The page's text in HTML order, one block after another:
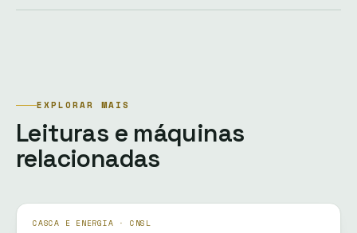
EXPLORAR MAIS
Leituras e máquinas
relacionadas
CASCA E ENERGIA · CNSL